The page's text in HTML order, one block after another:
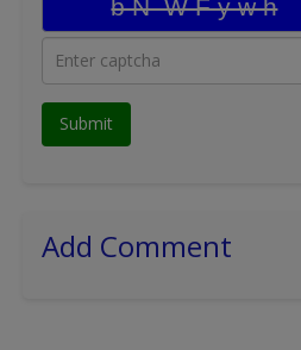
Add Comment